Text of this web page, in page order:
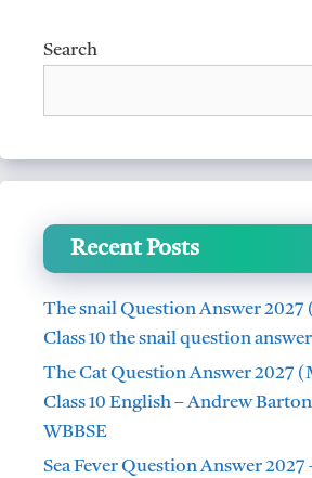
p
Search
Recent Posts
The snail Question Answer
Class 10 the snail question
The Cat Question Answer 2027
Class 10 English – Andrew
WBBSE
Sea Fever Question Answer 2027